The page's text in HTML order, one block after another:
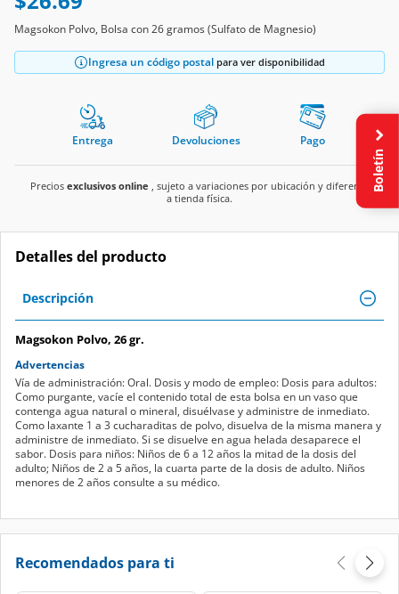
Magsokon Polvo, Bolsa con 26 gramos (Sulfato de Magnesio)
Ingresa un código postal para ver disponibilidad
Entrega Devoluciones Pago
Precios exclusivos online , sujeto a variaciones por ubicación y diferente
a tienda física.
Detalles del producto
Descripción
Magsokon Polvo, 26 gr.
Advertencias
Vía de administración: Oral. Dosis y modo de empleo: Dosis para adultos:
Como purgante, vacíe el contenido total de esta bolsa en un vaso que
contenga agua natural o mineral, disuélvase y administre de inmediato.
Como laxante 1 a 3 cucharaditas de polvo, disuelva de la misma manera y
administre de inmediato. Si se disuelve en agua helada desaparece el
sabor. Dosis para niños: Niños de 6 a 12 años la mitad de la dosis del
adulto; Niños de 2 a 5 años, la cuarta parte de la dosis de adulto. Niños
menores de 2 años consulte a su médico.
Recomendados para ti
Boletín